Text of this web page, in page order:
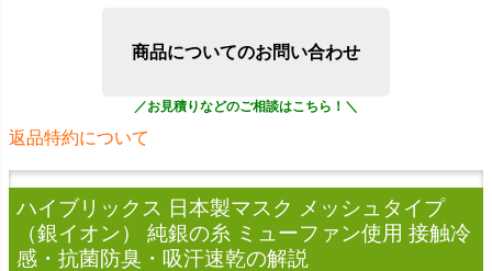
商品についてのお問い合わせ
返品特約について
ハイブリックス 日本製マスク メッシュタイプ
（銀イオン） 純銀の糸 ミューファン使用 接触冷
感・抗菌防臭・吸汗速乾の解説